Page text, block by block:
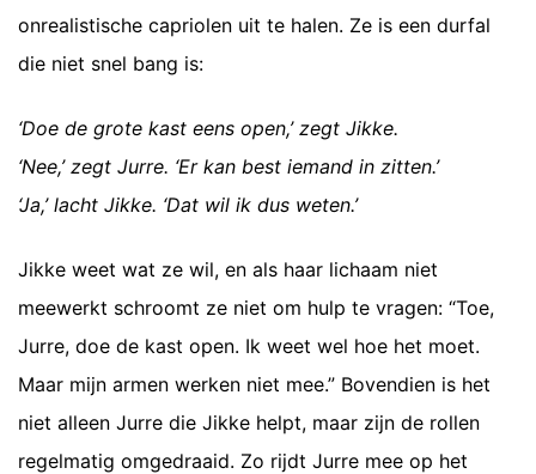
onrealistische capriolen uit te halen. Ze is een durfal
die niet snel bang is:
‘Doe de grote kast eens open,’ zegt Jikke.
‘Nee,’ zegt Jurre. ‘Er kan best iemand in zitten.’
‘Ja,’ lacht Jikke. ‘Dat wil ik dus weten.’
Jikke weet wat ze wil, en als haar lichaam niet
meewerkt schroomt ze niet om hulp te vragen: “Toe,
Jurre, doe de kast open. Ik weet wel hoe het moet.
Maar mijn armen werken niet mee.” Bovendien is het
niet alleen Jurre die Jikke helpt, maar zijn de rollen
regelmatig omgedraaid. Zo rijdt Jurre mee op het